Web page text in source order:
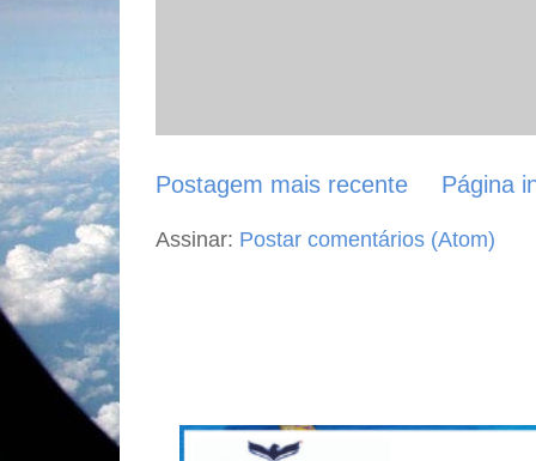
Postagem mais recente Página
Assinar: Postar comentários (Atom)